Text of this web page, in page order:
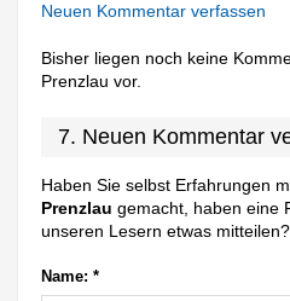
Neuen Kommentar verfassen
Bisher liegen noch keine
Prenzlau vor.
7. Neuen Kommentar
Haben Sie selbst Erfahrungen
Prenzlau gemacht, haben eine
unseren Lesern etwas mitteilen?
Name: *